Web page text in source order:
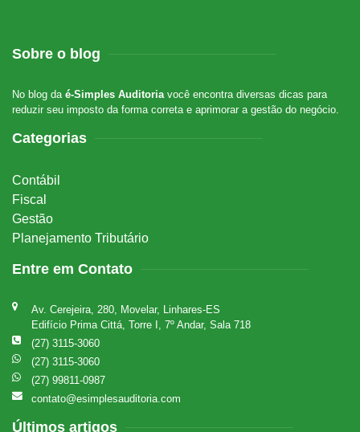
Sobre o blog
No blog da é-Simples Auditoria você encontra diversas dicas para
reduzir seu imposto da forma correta e aprimorar a gestão do negócio.
Categorias
Contábil
Fiscal
Gestão
Planejamento Tributário
Entre em Contato
Av. Cerejeira, 280, Movelar, Linhares-ES
Edifício Prima Cittá, Torre I, 7º Andar, Sala 718
(27) 3115-3060
(27) 3115-3060
(27) 99811-0987
contato@esimplesauditoria.com
Últimos artigos